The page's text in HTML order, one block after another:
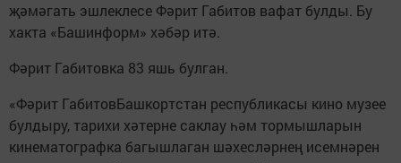
җәмәгать эшлеклесе Фәрит Габитов вафат булды. Бу
хакта «Башинформ» хәбәр итә.
Фәрит Габитовка 83 яшь булган.
«Фәрит ГабитовБашкортстан республикасы кино музее
булдыру, тарихи хәтерне саклау һәм тормышларын
кинематографка багышлаган шәхесләрнең исемнәрен